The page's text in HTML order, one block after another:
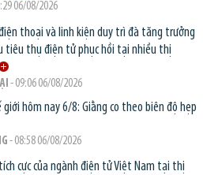
06/08/2026
thoại và linh kiện duy trì đà tăng trưởng
tiêu thụ điện tử phục hồi tại nhiều thị
- 09:06 06/08/2026
hôm nay 6/8: Giằng co theo biên độ hẹp
- 08:58 06/08/2026
cực của ngành điện tử Việt Nam tại thị